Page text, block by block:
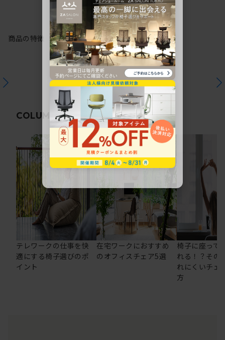
商品の特徴
COLUMN関連コラム
テレワークの仕事を快
適にする椅子選びのポ
イント
在宅ワークにおすすめ
のオフィスチェア5選
椅子に座って
れる！？その
れにくいチェ
方